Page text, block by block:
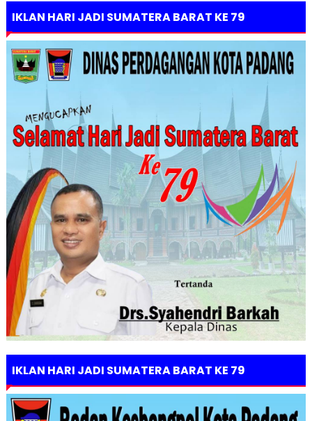
IKLAN HARI JADI SUMATERA BARAT KE 79
IKLAN HARI JADI SUMATERA BARAT KE 79